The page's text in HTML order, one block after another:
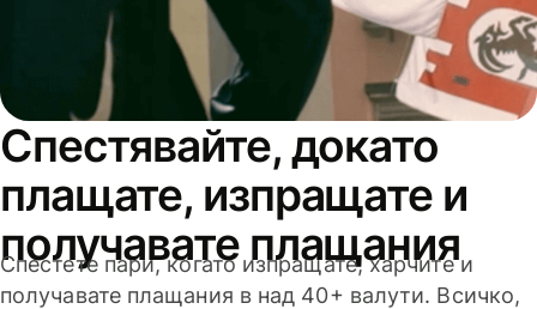
Спестявайте, докато
плащате, изпращате и
получавате плащания
Спестете пари, когато изпращате, харчите и
получавате плащания в над 40+ валути. Всичко,